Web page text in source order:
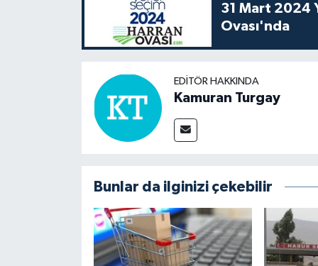
31 Mart 2024
Ovası'nda
EDITÖR HAKKINDA
Kamuran Turgay
Bunlar da ilginizi çekebilir